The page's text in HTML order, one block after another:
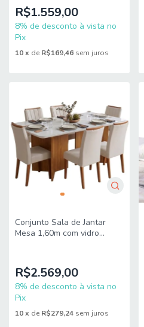
R$1.559,00
8% de desconto à vista no
Pix
10x de R$169,46 sem juros
Conjunto Sala de Jantar
Mesa 1,60m com vidro
R$2.569,00
8% de desconto à vista no
Pix
10x de R$279,24 sem juros